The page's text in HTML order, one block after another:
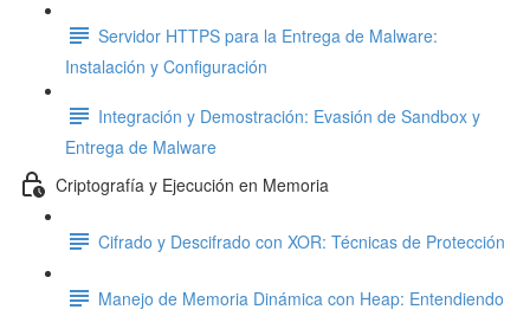
Servidor HTTPS para la Entrega de Malware:
Instalación y Configuración
Integración y Demostración: Evasión de Sandbox y
Entrega de Malware
Criptografía y Ejecución en Memoria
Cifrado y Descifrado con XOR: Técnicas de Protección
Manejo de Memoria Dinámica con Heap: Entendiendo